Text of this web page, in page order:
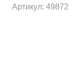
Артикул: 49872